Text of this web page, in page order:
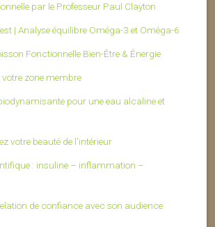
par le Professeur Paul Clayton
| Analyse équilibre Oméga-3 et Oméga-6
Fonctionnelle Bien-Être & Énergie
zone membre
pour une eau alcaline et
votre beauté de l’intérieur
: insuline – inflammation –
de confiance avec son audience